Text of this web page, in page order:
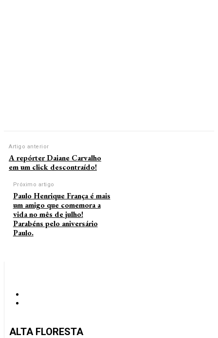
Artigo anterior
A repórter Daiane Carvalho
em um click descontraído!
Próximo artigo
Paulo Henrique França é mais
um amigo que comemora a
vida no mês de julho!
Parabéns pelo aniversário
Paulo.
ALTA FLORESTA